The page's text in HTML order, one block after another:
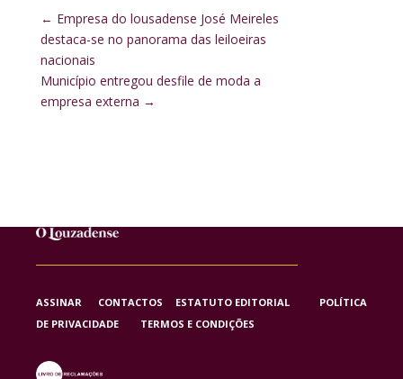
← Empresa do lousadense José Meireles
destaca-se no panorama das leiloeiras
nacionais
Município entregou desfile de moda a
empresa externa →
ASSINAR CONTACTOS ESTATUTO EDITORIAL POLÍTICA
DE PRIVACIDADE TERMOS E CONDIÇÕES